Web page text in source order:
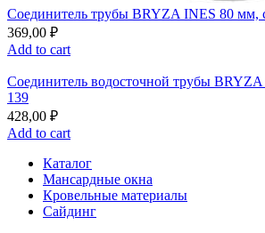
Соединитель трубы BRYZA INES 80 мм,
369,00 ₽
Add to cart
Соединитель водосточной трубы
139
428,00 ₽
Add to cart
Каталог
Мансардные окна
Кровельные материалы
Сайдинг